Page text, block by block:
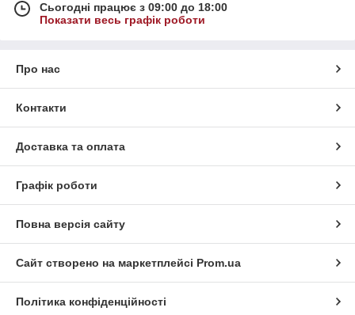
Сьогодні працює з 09:00 до 18:00
Показати весь графік роботи
Про нас
Контакти
Доставка та оплата
Графік роботи
Повна версія сайту
Сайт створено на маркетплейсі Prom.ua
Політика конфіденційності